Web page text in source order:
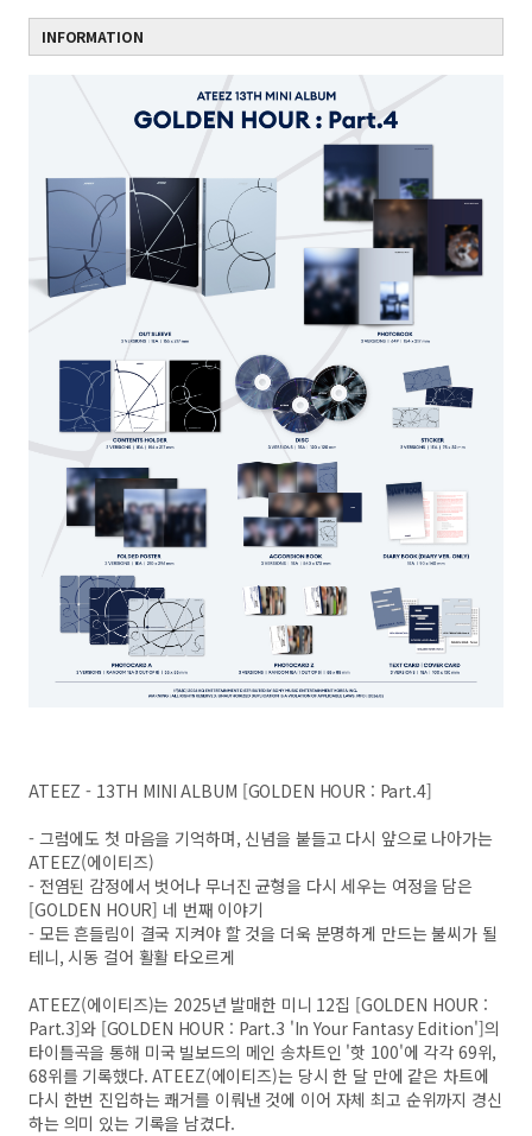
INFORMATION
ATEEZ - 13TH MINI ALBUM [GOLDEN HOUR : Part.4]
- 그럼에도 첫 마음을 기억하며, 신념을 붙들고 다시 앞으로 나아가는
ATEEZ(에이티즈)
- 전염된 감정에서 벗어나 무너진 균형을 다시 세우는 여정을 담은
[GOLDEN HOUR] 네 번째 이야기
- 모든 흔들림이 결국 지켜야 할 것을 더욱 분명하게 만드는 불씨가 될
테니, 시동 걸어 활활 타오르게
ATEEZ(에이티즈)는 2025년 발매한 미니 12집 [GOLDEN HOUR :
Part.3]와 [GOLDEN HOUR : Part.3 'In Your Fantasy Edition']의
타이틀곡을 통해 미국 빌보드의 메인 송차트인 '핫 100'에 각각 69위,
68위를 기록했다. ATEEZ(에이티즈)는 당시 한 달 만에 같은 차트에
다시 한번 진입하는 쾌거를 이뤄낸 것에 이어 자체 최고 순위까지 경신
하는 의미 있는 기록을 남겼다.